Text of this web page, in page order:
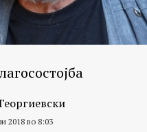
2018 во 8:03